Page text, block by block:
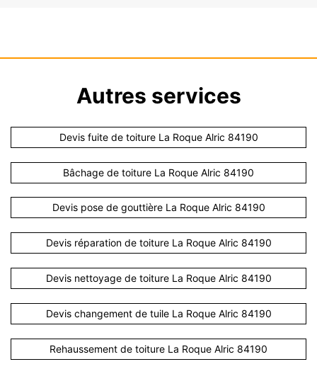
Autres services
Devis fuite de toiture La Roque Alric 84190
Bâchage de toiture La Roque Alric 84190
Devis pose de gouttière La Roque Alric 84190
Devis réparation de toiture La Roque Alric 84190
Devis nettoyage de toiture La Roque Alric 84190
Devis changement de tuile La Roque Alric 84190
Rehaussement de toiture La Roque Alric 84190